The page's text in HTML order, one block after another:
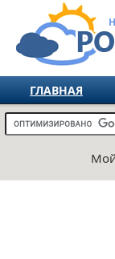
ГЛАВНАЯ
ИЗРАИЛЬ
ЕВРОПА